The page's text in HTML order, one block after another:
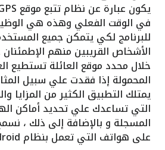
في الوقت الفعلي وهذه هي
للبرنامج لكي يتمكن جميع
الأشخاص القريبين منهم
خلال محدد موقع العائلة تستطيع
المحمولة إذا فقدت علي سبيل
يمتلك التطبيق الكثير من المزايا
التي تساعدك علي تحديد أماكن
المسجلة و بالإضافة إلى ذلك ،
على هواتف التي تعمل بنظام Android أو iPhone.